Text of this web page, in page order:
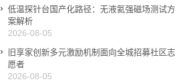
低温探针台国产化路径：无液氦强磁场测试方
案解析
2026-08-05
旧享家创新多元激励机制面向全城招募社区志
愿者
2026-08-05